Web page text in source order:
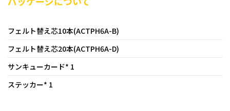
フェルト替え芯10本(ACTPH6A-B)
フェルト替え芯20本(ACTPH6A-D)
サンキューカード* 1
ステッカー* 1